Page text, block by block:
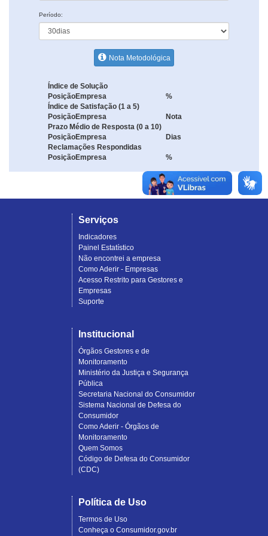
Período:
Nota Metodológica
Índice de Solução
PosiçãoEmpresa
%
Índice de Satisfação (1 a 5)
PosiçãoEmpresa
Nota
Prazo Médio de Resposta (0 a 10)
PosiçãoEmpresa
Dias
Reclamações Respondidas
PosiçãoEmpresa %
Serviços
Indicadores
Painel Estatístico
Não encontrei a empresa
Como Aderir - Empresas
Acesso Restrito para Gestores e
Empresas
Suporte
Institucional
Órgãos Gestores e de
Monitoramento
Ministério da Justiça e Segurança
Pública
Secretaria Nacional do Consumidor
Sistema Nacional de Defesa do
Consumidor
Como Aderir - Órgãos de
Monitoramento
Quem Somos
Código de Defesa do Consumidor
(CDC)
Política de Uso
Termos de Uso
Conheça o Consumidor.gov.br